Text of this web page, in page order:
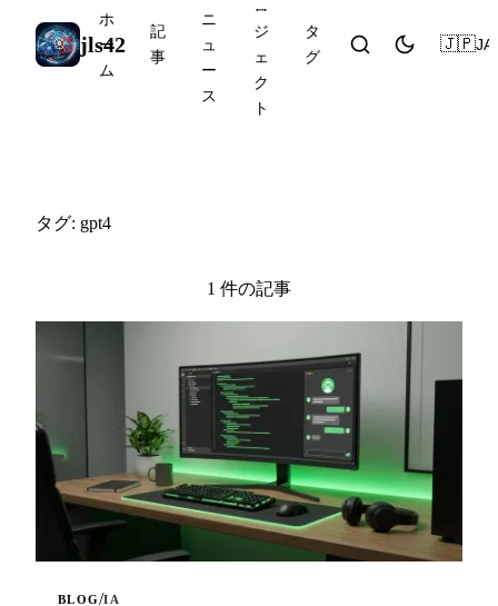
jls42
ホ
ー
ム
記
事
ニ
ュ
ー
ス
ロ
ジ
ェ
ク
ト
タ
グ
🇯🇵JA
タグ: gpt4
1 件の記事
BLOG/IA